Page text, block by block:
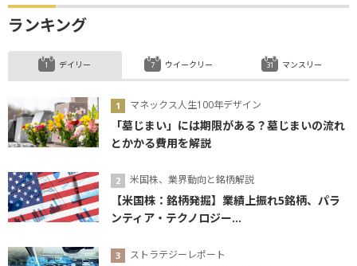
ランキング
デイリー
マネックス人生100年デザイン
「墓じまい」には期限がある？墓じまいの流れ
とかかる費用を解説
米国株、業界動向と銘柄解説
【米国株：銘柄発掘】業績上振れ5銘柄、パラ
ンティア・テクノロジー...
ストラテジーレポート
ウイークリー マンスリー